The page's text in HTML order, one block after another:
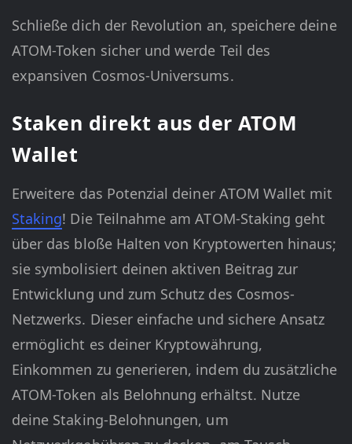
Schließe dich der Revolution an, speichere deine
ATOM-Token sicher und werde Teil des
expansiven Cosmos-Universums.
Staken direkt aus der ATOM
Wallet
Erweitere das Potenzial deiner ATOM Wallet mit
Staking! Die Teilnahme am ATOM-Staking geht
über das bloße Halten von Kryptowerten hinaus;
sie symbolisiert deinen aktiven Beitrag zur
Entwicklung und zum Schutz des Cosmos-
Netzwerks. Dieser einfache und sichere Ansatz
ermöglicht es deiner Kryptowährung,
Einkommen zu generieren, indem du zusätzliche
ATOM-Token als Belohnung erhältst. Nutze
deine Staking-Belohnungen, um